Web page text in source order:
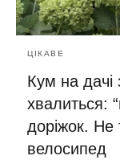
ЦІКАВЕ
Кум на дачі
хвалиться:
доріжок. Не
велосипед